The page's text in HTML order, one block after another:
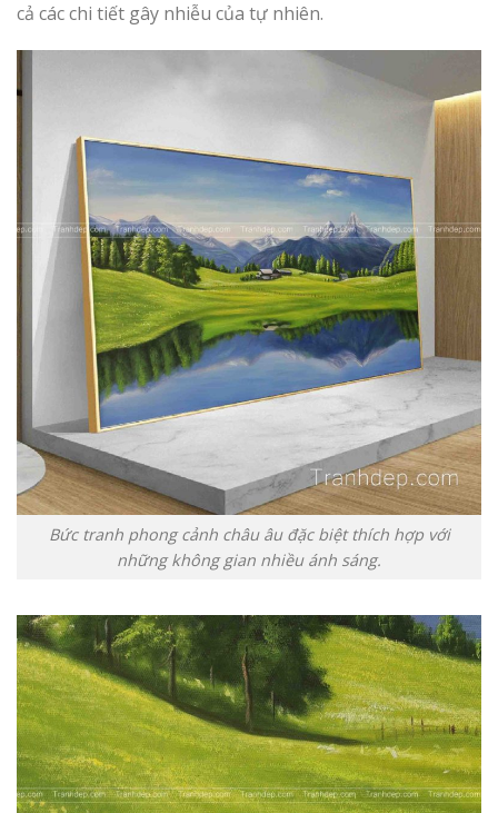
cả các chi tiết gây nhiễu của tự nhiên.
Bức tranh phong cảnh châu âu đặc biệt thích hợp với
những không gian nhiều ánh sáng.